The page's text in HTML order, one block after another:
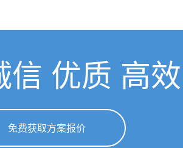
信 优质 高效
免费获取方案报价